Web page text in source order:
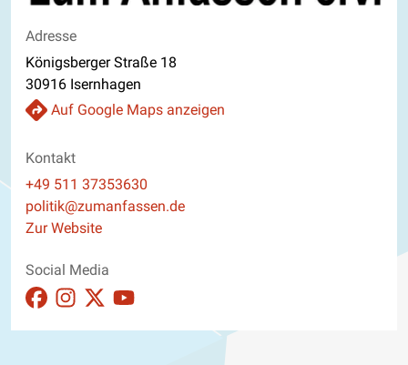
Adresse
Königsberger Straße 18
30916 Isernhagen
Auf Google Maps anzeigen
Kontakt
Telefon
+49 511 37353630
E-Mail
politik@zumanfassen.de
Website
Zur Website
Social Media
Auftritt auf Facebook ansehen
Auftritt auf Instagram ansehen
Auftritt auf X_twitter ansehen
Auftritt auf Youtube ansehen